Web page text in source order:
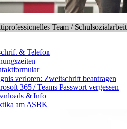
Team / Schulsozialarbeit
& Telefon
verloren: Zweitschrift beantragen
365 / Teams Passwort vergessen
& Info
am ASBK